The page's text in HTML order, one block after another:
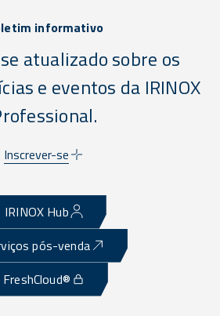
informativo
atualizado sobre os
e eventos da IRINOX
Inscrever-se
IRINOX Hub
pós-venda
FreshCloud®